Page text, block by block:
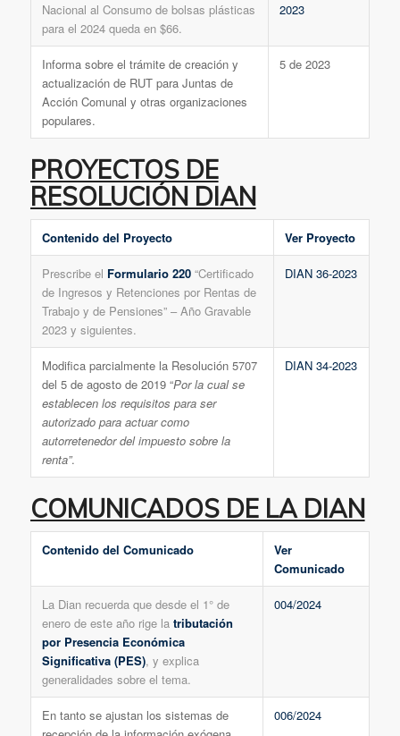
Nacional al Consumo de bolsas plásticas
para el 2024 queda en $66.
2023
Informa sobre el trámite de creación y
actualización de RUT para Juntas de
Acción Comunal y otras organizaciones
populares.
5 de 2023
PROYECTOS DE
RESOLUCIÓN DIAN
Contenido del Proyecto Ver Proyecto
Prescribe el Formulario 220“Certificado
de Ingresos y Retenciones por Rentas de
Trabajo y de Pensiones” – Año Gravable
2023 y siguientes.
DIAN 36-2023
Modifica parcialmente la Resolución 5707
del 5 de agosto de 2019 “Por la cual se
establecen los requisitos para ser
autorizado para actuar como
autorretenedor del impuesto sobre la
renta”.
DIAN 34-2023
COMUNICADOS DE LA DIAN
Contenido del Comunicado
Ver
Comunicado
La Dian recuerda que desde el 1° de
enero de este año rige la tributación
por Presencia Económica
Significativa (PES), y explica
generalidades sobre el tema.
004/2024
En tanto se ajustan los sistemas de
006/2024